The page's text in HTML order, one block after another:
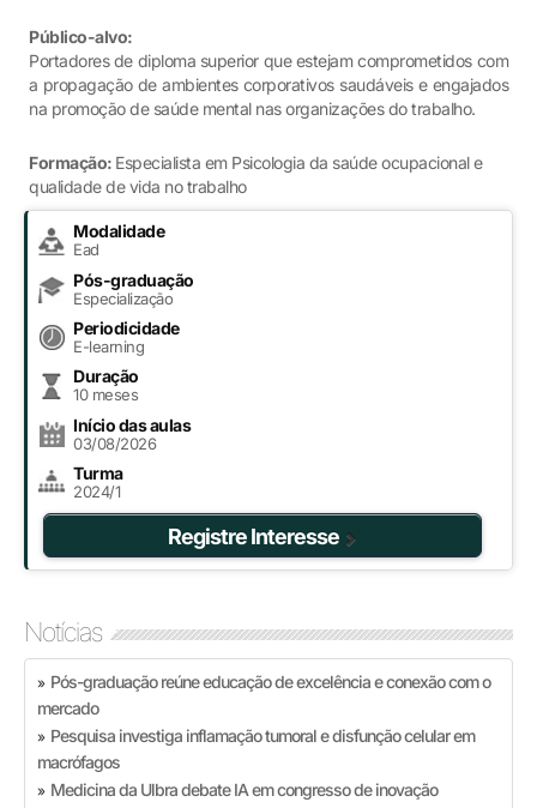
Público-alvo:
Portadores de diploma superior que estejam comprometidos com
a propagação de ambientes corporativos saudáveis e engajados
na promoção de saúde mental nas organizações do trabalho.
Formação: Especialista em Psicologia da saúde ocupacional e
qualidade de vida no trabalho
Modalidade
Ead
Pós-graduação
Especialização
Periodicidade
E-learning
Duração
10 meses
Início das aulas
03/08/2026
Turma
2024/1
Registre Interesse
Notícias
» Pós-graduação reúne educação de excelência e conexão com o
mercado
» Pesquisa investiga inflamação tumoral e disfunção celular em
macrófagos
» Medicina da Ulbra debate IA em congresso de inovação